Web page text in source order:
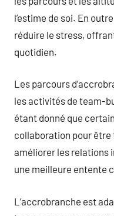
l’estime de soi. En
réduire le stress,
quotidien.
Les parcours
les activités de team-
étant donné que
collaboration pour être
améliorer les relations
une meilleure entente
L’accrobranche est